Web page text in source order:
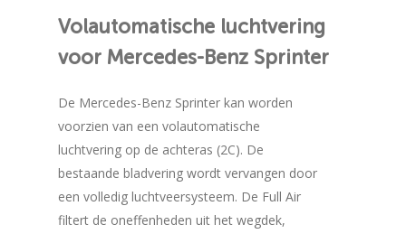
Volautomatische luchtvering
voor Mercedes-Benz Sprinter
De Mercedes-Benz Sprinter kan worden
voorzien van een volautomatische
luchtvering op de achteras (2C). De
bestaande bladvering wordt vervangen door
een volledig luchtveersysteem. De Full Air
filtert de oneffenheden uit het wegdek,